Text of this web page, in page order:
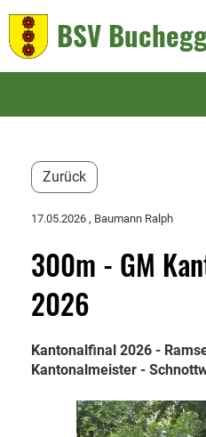
BSV
Zurück
17.05.2026 , Baumann Ralph
300m - GM
2026
Kantonalfinal 2026 -
Kantonalmeister -